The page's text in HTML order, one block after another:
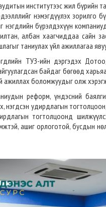
институтээс жил бүрийн
нэмэгдүүлэх зорилго
нэгдлийн бүрэлдэхүүн
албан хаагчиддаа сайн
таниулах үйл ажиллагаа
ТУЗ-ийн дэргэдэх
байдаг бөгөөд
ажиллах боломжуудыг олж
реформ, үндэсний
нэгдсэн удирдлагын
тогтолцоонд
ашиг орлоготой, бусдын